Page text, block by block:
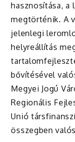
hasznosítása, a
megtörténik. A
jelenlegi
helyreállítás
bővítésével
Megyei Jogú
Regionális
Unió
összegben